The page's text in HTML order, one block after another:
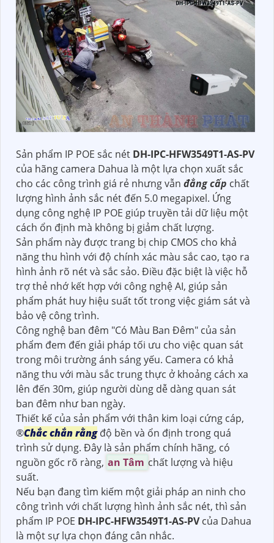
Sản phẩm IP POE sắc nét DH-IPC-HFW3549T1-AS-PV
của hãng camera Dahua là một lựa chọn xuất sắc
cho các công trình giá rẻ nhưng vẫn đẳng cấp chất
lượng hình ảnh sắc nét đến 5.0 megapixel. Ứng
dụng công nghệ IP POE giúp truyền tải dữ liệu một
cách ổn định mà không bị giảm chất lượng.
Sản phẩm này được trang bị chip CMOS cho khả
năng thu hình với độ chính xác màu sắc cao, tạo ra
hình ảnh rõ nét và sắc sảo. Điều đặc biệt là việc hỗ
trợ thẻ nhớ kết hợp với công nghệ AI, giúp sản
phẩm phát huy hiệu suất tốt trong việc giám sát và
bảo vệ công trình.
Công nghệ ban đêm "Có Màu Ban Đêm" của sản
phẩm đem đến giải pháp tối ưu cho việc quan sát
trong môi trường ánh sáng yếu. Camera có khả
năng thu với màu sắc trung thực ở khoảng cách xa
lên đến 30m, giúp người dùng dễ dàng quan sát
ban đêm như ban ngày.
Thiết kế của sản phẩm với thân kim loại cứng cáp,
®️Chắc chắn rằngđộ bền và ổn định trong quá
trình sử dụng. Đây là sản phẩm chính hãng, có
nguồn gốc rõ ràng, an Tâm chất lượng và hiệu
suất.
Nếu bạn đang tìm kiếm một giải pháp an ninh cho
công trình với chất lượng hình ảnh sắc nét, thì sản
phẩm IP POE DH-IPC-HFW3549T1-AS-PVcủa Dahua
là một sự lựa chọn đáng cân nhắc.